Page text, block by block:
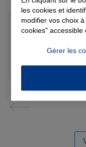
Note de 5 sur 5
Yori A.
les cookies et
modifier vos choix
cookies" accessible
Gérer les